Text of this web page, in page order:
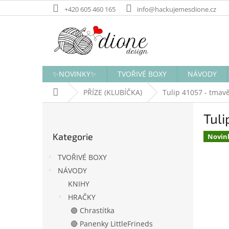
na
+420 605 460 165 info@hackujemesdione.cz
✨NOVINKY✨ TVOŘIVÉ BOXY NÁVODY
Domů PŘÍZE (KLUBÍČKA) Tulip 41057 -
kategorie
Kategorie
TVOŘIVÉ BOXY
NÁVODY
KNIHY
HRAČKY
🟣 Chrastítka
🔴 Panenky LittleFrineds